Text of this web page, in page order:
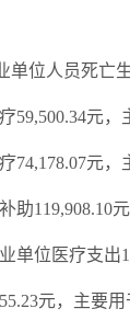
单位人员死亡
59,500.34元
74,178.07元
119,908.10
单位医疗支
元，主要